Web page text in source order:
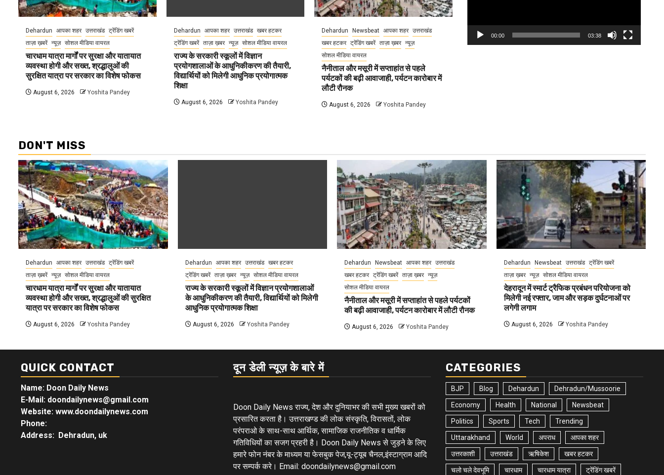
Dehardun आपका शहर उत्तराखंड ट्रेंडिंग खबरें
ताज़ा ख़बरें न्यूज़ सोशल मीडिया वायरल
चारधाम यात्रा मार्गों पर सुरक्षा और यातायात
व्यवस्था होगी और सख्त, श्रद्धालुओं की
सुरक्षित यात्रा पर सरकार का विशेष फोकस
August 6, 2026 Yoshita Pandey
Dehardun आपका शहर उत्तराखंड खबर हटकर
ट्रेंडिंग खबरें ताज़ा ख़बर न्यूज़ सोशल मीडिया वायरल
राज्य के सरकारी स्कूलों में विज्ञान
प्रयोगशालाओं के आधुनिकीकरण की तैयारी,
विद्यार्थियों को मिलेगी आधुनिक प्रयोगात्मक
शिक्षा
August 6, 2026 Yoshita Pandey
Dehardun Newsbeat आपका शहर उत्तराखंड
खबर हटकर ट्रेंडिंग खबरें ताज़ा ख़बर न्यूज़
सोशल मीडिया वायरल
नैनीताल और मसूरी में सप्ताहांत से पहले
पर्यटकों की बढ़ी आवाजाही, पर्यटन कारोबार में
लौटी रौनक
August 6, 2026 Yoshita Pandey
00:00 03:38
DON'T MISS
Dehardun आपका शहर उत्तराखंड ट्रेंडिंग खबरें
ताज़ा ख़बरें न्यूज़ सोशल मीडिया वायरल
चारधाम यात्रा मार्गों पर सुरक्षा और यातायात
व्यवस्था होगी और सख्त, श्रद्धालुओं की सुरक्षित
यात्रा पर सरकार का विशेष फोकस
August 6, 2026 Yoshita Pandey
Dehardun आपका शहर उत्तराखंड
खबर हटकर
ट्रेंडिंग खबरें
ताज़ा ख़बर न्यूज़ सोशल मीडिया वायरल
राज्य के सरकारी स्कूलों में विज्ञान प्रयोगशालाओं
के आधुनिकीकरण की तैयारी, विद्यार्थियों को मिलेगी
आधुनिक प्रयोगात्मक शिक्षा
August 6, 2026 Yoshita Pandey
Dehardun Newsbeat आपका शहर उत्तराखंड
खबर हटकर ट्रेंडिंग खबरें ताज़ा ख़बर न्यूज़
सोशल मीडिया वायरल
नैनीताल और मसूरी में सप्ताहांत से पहले पर्यटकों
की बढ़ी आवाजाही, पर्यटन कारोबार में लौटी रौनक
August 6, 2026 Yoshita Pandey
Dehardun Newsbeat उत्तराखंड
ट्रेंडिंग खबरें
ताज़ा ख़बर
न्यूज़ सोशल मीडिया वायरल
देहरादून में स्मार्ट ट्रैफिक प्रबंधन परियोजना को
मिलेगी नई रफ्तार, जाम और सड़क दुर्घटनाओं पर
लगेगी लगाम
August 6, 2026 Yoshita Pandey
QUICK CONTACT
Name: Doon Daily News
E-Mail: doondailynews@gmail.com
Website: www.doondailynews.com
Phone:
Address: Dehradun, uk
दून डेली न्यूज़ के बारे में
Doon Daily News राज्य, देश और दुनियाभर की सभी मुख्य खबरों को
प्रसारित करता है। उत्तराखण्ड की लोक संस्कृति, विरासतों, लोक
परंपराओ के साथ-साथ आर्थिक, सामाजिक राजनीतिक व धार्मिक
गतिविधियों का सजग प्रहरी है। Doon Daily News से जुड़ने के लिए
हमारे फोन नंबर के माध्यम या फेसबुक पेज,यू-ट्यूब चैनल,इंस्टाग्राम आदि
पर सम्पर्क करे। Email: doondailynews@gmail.com
CATEGORIES
BJP Blog Dehardun Dehradun/Mussoorie
Economy Health National Newsbeat
Politics Sports Tech Trending
Uttarakhand World अपराध आपका शहर
उत्तरकाशी उत्तराखंड ऋषिकेश खबर हटकर
चलो चले देवभूमि चारधाम चारधाम यात्रा ट्रेंडिंग खबरें